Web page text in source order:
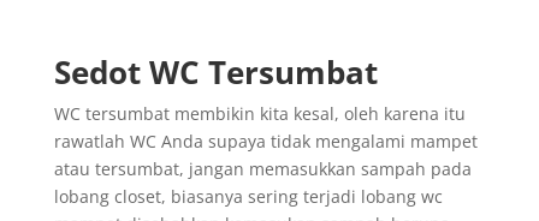
Sedot WC Tersumbat
WC tersumbat membikin kita kesal, oleh karena itu
rawatlah WC Anda supaya tidak mengalami mampet
atau tersumbat, jangan memasukkan sampah pada
lobang closet, biasanya sering terjadi lobang wc